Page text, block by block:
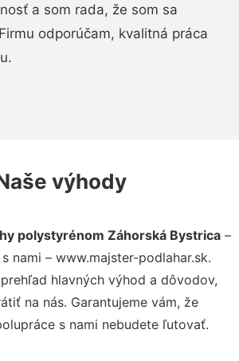
a som rada, že som sa
odporúčam, kvalitná práca
výhody
polystyrénom Záhorská Bystrica –
nami – www.majster-podlahar.sk.
hlavných výhod a dôvodov,
na nás. Garantujeme vám, že
s nami nebudete ľutovať.